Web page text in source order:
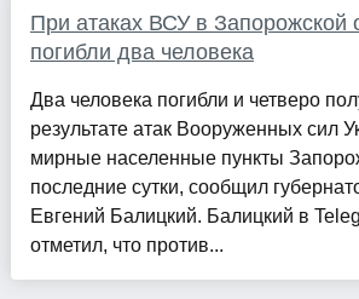
При атаках ВСУ в Запорожской
погибли два человека
Два человека погибли и четверо
результате атак Вооруженных сил
мирные населенные пункты
последние сутки, сообщил
Евгений Балицкий. Балицкий в
отметил, что против...